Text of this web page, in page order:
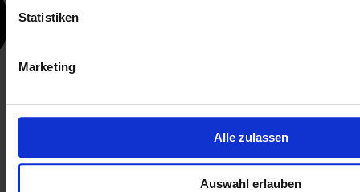
Statistiken
Marketing
Alle zulassen
Auswahl erlauben